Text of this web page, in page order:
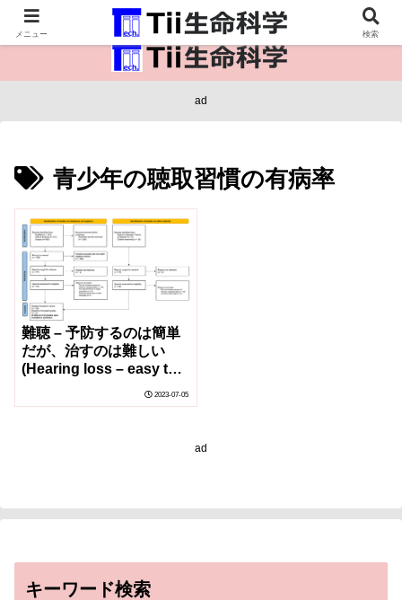
医療保健・生命・生物の情報インフラ。
ad
青少年の聴取習慣の有病率
難聴 – 予防するのは簡単
だが、治すのは難しい
(Hearing loss – easy to
cure)
2023-07-05
ad
キーワード検索
メニュー 検索